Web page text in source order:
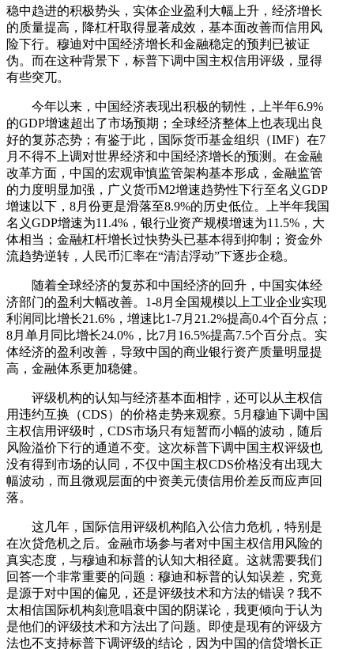
稳中趋进的积极势头，实体企业盈利大幅上升，经济增长
的质量提高，降杠杆取得显著成效，基本面改善而信用风
险下行。穆迪对中国经济增长和金融稳定的预判已被证
伪。而在这种背景下，标普下调中国主权信用评级，显得
有些突兀。
今年以来，中国经济表现出积极的韧性，上半年6.9%
的GDP增速超出了市场预期；全球经济整体上也表现出良
好的复苏态势；有鉴于此，国际货币基金组织（IMF）在7
月不得不上调对世界经济和中国经济增长的预测。在金融
改革方面，中国的宏观审慎监管架构基本形成，金融监管
的力度明显加强，广义货币M2增速趋势性下行至名义GDP
增速以下，8月份更是滑落至8.9%的历史低位。上半年我国
名义GDP增速为11.4%，银行业资产规模增速为11.5%，大
体相当；金融杠杆增长过快势头已基本得到抑制；资金外
流趋势逆转，人民币汇率在“清洁浮动”下逐步企稳。
随着全球经济的复苏和中国经济的回升，中国实体经
济部门的盈利大幅改善。1-8月全国规模以上工业企业实现
利润同比增长21.6%，增速比1-7月21.2%提高0.4个百分点；
8月单月同比增长24.0%，比7月16.5%提高7.5个百分点。实
体经济的盈利改善，导致中国的商业银行资产质量明显提
高，金融体系更加稳健。
评级机构的认知与经济基本面相悖，还可以从主权信
用违约互换（CDS）的价格走势来观察。5月穆迪下调中国
主权信用评级时，CDS市场只有短暂而小幅的波动，随后
风险溢价下行的通道不变。这次标普下调中国主权评级也
没有得到市场的认同，不仅中国主权CDS价格没有出现大
幅波动，而且微观层面的中资美元债信用价差反而应声回
落。
这几年，国际信用评级机构陷入公信力危机，特别是
在次贷危机之后。金融市场参与者对中国主权信用风险的
真实态度，与穆迪和标普的认知大相径庭。这就需要我们
回答一个非常重要的问题：穆迪和标普的认知误差，究竟
是源于对中国的偏见，还是评级技术和方法的错误？我不
太相信国际机构刻意唱衰中国的阴谋论，我更倾向于认为
是他们的评级技术和方法出了问题。即使是现有的评级方
法也不支持标普下调评级的结论，因为中国的信贷增长正